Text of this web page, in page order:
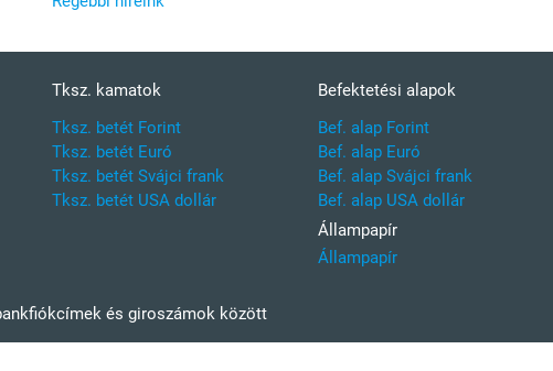
Tksz. kamatok
Tksz. betét Forint
Tksz. betét Euró
Tksz. betét Svájci frank
Tksz. betét USA dollár
Befektetési alapok
Bef. alap Forint
Bef. alap Euró
Bef. alap Svájci frank
Bef. alap USA dollár
Állampapír
Állampapír
és giroszámok között